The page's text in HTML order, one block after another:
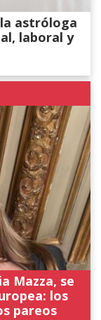
astróloga
laboral y
Mazza, se
los
pareos